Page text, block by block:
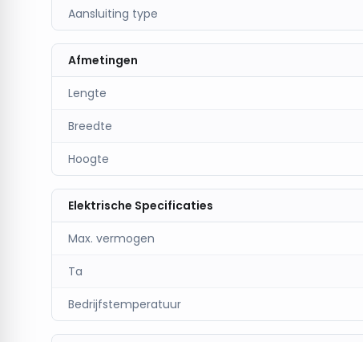
Aansluiting type
Afmetingen
Lengte
Breedte
Hoogte
Elektrische Specificaties
Max. vermogen
Ta
Bedrijfstemperatuur